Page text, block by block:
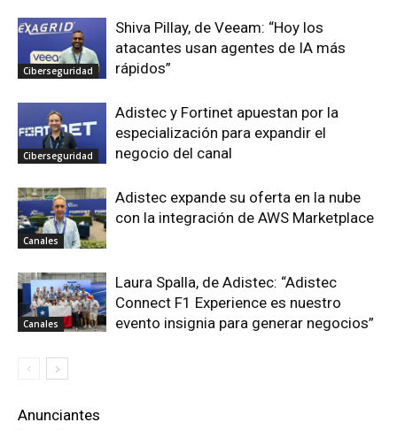
Ciberseguridad
Shiva Pillay, de Veeam: “Hoy los
atacantes usan agentes de IA más
rápidos”
Ciberseguridad
Adistec y Fortinet apuestan por la
especialización para expandir el
negocio del canal
Canales
Adistec expande su oferta en la nube
con la integración de AWS Marketplace
Canales
Laura Spalla, de Adistec: “Adistec
Connect F1 Experience es nuestro
evento insignia para generar negocios”
Anunciantes